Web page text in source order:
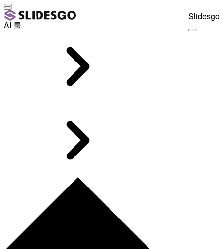
AI 툴